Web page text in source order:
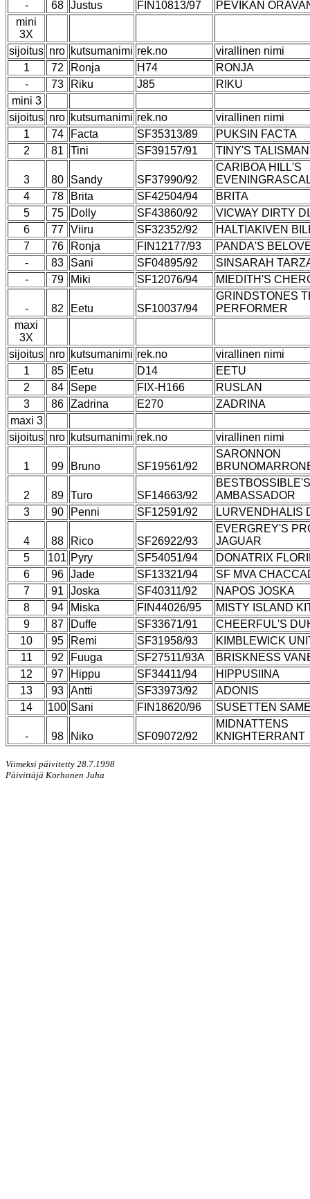
- 68 Justus FIN10813/97
PEVIKAN
mini
3X
sijoitus nro kutsumanimi rek.no
virallinen nimi
1
72 Ronja H74
RONJA
-
73 Riku J85
RIKU
mini 3
sijoitus nro kutsumanimi rek.no
virallinen nimi
1
74 Facta SF35313/89
PUKSIN FACTA
2
81 Tini SF39157/91 TINY'S TALISMAN
3 80 Sandy SF37990/92
CARIBOA HILL'S
4
78 Brita SF42504/94
BRITA
5
75 Dolly SF43860/92
VICWAY DIRTY
6
77 Viiru SF32352/92
HALTIAKIVEN
7
76 Ronja FIN12177/93
PANDA'S
-
83 Sani SF04895/92
SINSARAH
-
79 Miki SF12076/94 MIEDITH'S
- 82 Eetu SF10037/94
GRINDSTONES
PERFORMER
maxi
3X
sijoitus nro kutsumanimi rek.no
virallinen nimi
1
85 Eetu D14
EETU
2
84 Sepe FIX-H166
RUSLAN
3
86 Zadrina E270
ZADRINA
maxi 3
sijoitus nro kutsumanimi rek.no virallinen nimi
1 99 Bruno SF19561/92
SARONNON
2 89 Turo SF14663/92
BESTBOSSIBLE'S
AMBASSADOR
3
90 Penni SF12591/92 LURVENDHALIS
4 88 Rico SF26922/93
EVERGREY'S
JAGUAR
5
101 Pyry SF54051/94
DONATRIX
6
96 Jade SF13321/94
SF MVA
7
91 Joska SF40311/92
NAPOS JOSKA
8
94 Miska FIN44026/95
MISTY ISLAND
9
87 Duffe SF33671/91
CHEERFUL'S
10
95 Remi SF31958/93
KIMBLEWICK
11
92 Fuuga SF27511/93A
BRISKNESS
12
97 Hippu SF34411/94
HIPPUSIINA
13
93 Antti SF33973/92
ADONIS
14
100 Sani FIN18620/96 SUSETTEN
- 98 Niko SF09072/92
MIDNATTENS
KNIGHTERRANT
Viimeksi päivitetty 28.7.1998
Päivittäjä Korhonen Juha